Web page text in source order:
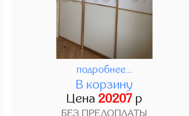
подробнее...
В корзину
Цена 20207р
БЕЗ ПРЕДОПЛАТЫ